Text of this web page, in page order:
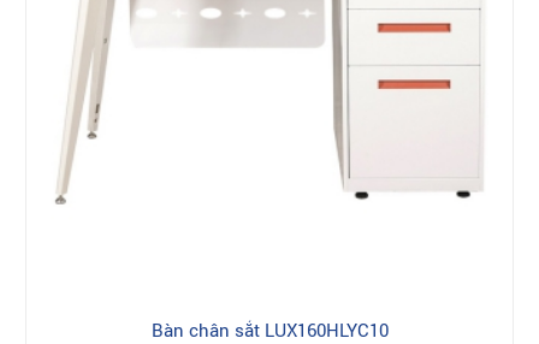
Bàn chân sắt LUX160HLYC10